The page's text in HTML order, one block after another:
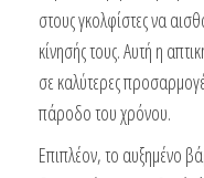
στους γκολφίστες να
κίνησής τους. Αυτή η
σε καλύτερες
πάροδο του χρόνου.
Επιπλέον, το αυξημένο